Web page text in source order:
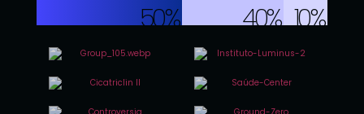
50% 40% 10%